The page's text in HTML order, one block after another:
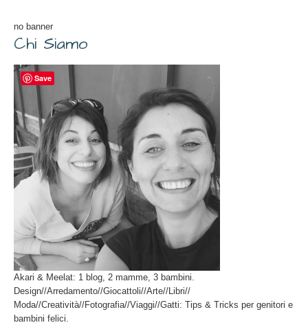
no banner
Chi Siamo
Akari & Meelat: 1 blog, 2 mamme, 3 bambini.
Design//Arredamento//Giocattoli//Arte//Libri//
Moda//Creatività//Fotografia//Viaggi//Gatti: Tips & Tricks per genitori e
bambini felici.
Save